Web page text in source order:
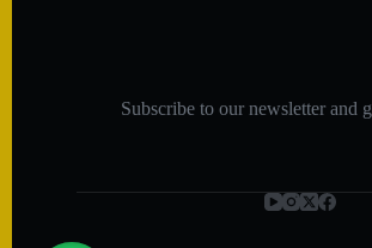
Subscribe to our newsletter and